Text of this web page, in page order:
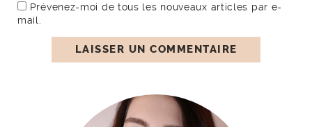
Prévenez-moi de tous les nouveaux articles par e-
mail.